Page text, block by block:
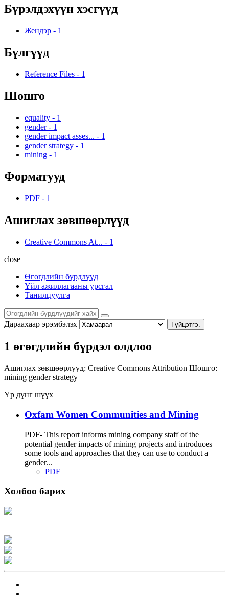
Бүрэлдэхүүн хэсгүүд
Жендэр - 1
Бүлгүүд
Reference Files - 1
Шошго
equality - 1
gender - 1
gender impact asses... - 1
gender strategy - 1
mining - 1
Форматууд
PDF - 1
Ашиглах зөвшөөрлүүд
Creative Commons At... - 1
close
Өгөгдлийн бүрдлүүд
Үйл ажиллагааны урсгал
Танилцуулга
Дараахаар эрэмбэлэх Гүйцэтгэ.
1 өгөгдлийн бүрдэл олдлоо
Ашиглах зөвшөөрлүүд: Creative Commons Attribution Шошго:
mining gender strategy
Үр дүнг шүүх
Oxfam Women Communities and Mining
PDF- This report informs mining company staff of the
potential gender impacts of mining projects and introduces
some tools and approaches that they can use to conduct a
gender...
PDF
Холбоо барих